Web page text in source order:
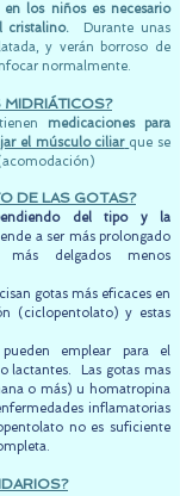
los niños es necesario
cristalino. Durante unas
y verán borroso de
normalmente.
medicaciones para
el músculo ciliar que se
DE LAS GOTAS?
del tipo y la
a ser más prolongado
delgados menos
gotas más eficaces en
(ciclopentolato) y estas
emplear para el
lactantes. Las gotas mas
o más) u homatropina
inflamatorias
no es suficiente